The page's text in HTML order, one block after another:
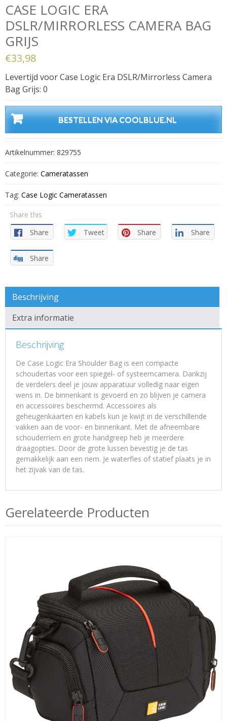
CASE LOGIC ERA
DSLR/MIRRORLESS CAMERA BAG
GRIJS
€33,98
Levertijd voor Case Logic Era DSLR/Mirrorless Camera
Bag Grijs: 0
BESTELLEN VIA COOLBLUE.NL
Artikelnummer: 829755
Categorie: Cameratassen
Tag: Case Logic Cameratassen
Share this
Share
Tweet Share Share
Share
Beschrijving
Extra informatie
Beschrijving
De Case Logic Era Shoulder Bag is een compacte
schoudertas voor een spiegel- of systeemcamera. Dankzij
de verdelers deel je jouw apparatuur volledig naar eigen
wens in. De binnenkant is gevoerd en zo blijven je camera
en accessoires beschermd. Accessoires als
geheugenkaarten en kabels kun je kwijt in de verschillende
vakken aan de voor- en binnenkant. Met de afneembare
schouderriem en grote handgreep heb je meerdere
draagopties. Door de grote lussen bevestig je de tas
gemakkelijk aan een riem. Je waterfles of statief plaats je in
het zijvak van de tas.
Gerelateerde Producten